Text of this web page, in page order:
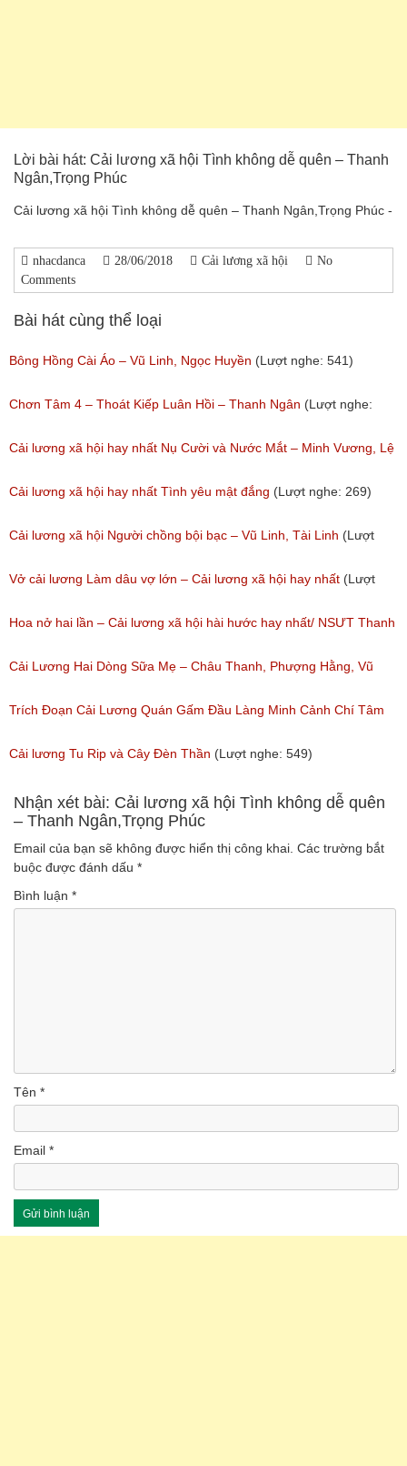
Lời bài hát: Cải lương xã hội Tình không dễ quên – Thanh
Ngân,Trọng Phúc
Cải lương xã hội Tình không dễ quên – Thanh Ngân,Trọng Phúc -
nhacdanca 28/06/2018 Cải lương xã hội
No
Comments
Bài hát cùng thể loại
Bông Hồng Cài Áo – Vũ Linh, Ngọc Huyền (Lượt nghe: 541)
Chơn Tâm 4 – Thoát Kiếp Luân Hồi – Thanh Ngân (Lượt nghe:
267)
Cải lương xã hội hay nhất Nụ Cười và Nước Mắt – Minh Vương, Lệ
Thủy
(Lượt nghe: 776)
Cải lương xã hội hay nhất Tình yêu mật đắng (Lượt nghe: 269)
Cải lương xã hội Người chồng bội bạc – Vũ Linh, Tài Linh (Lượt
nghe: 475)
Vở cải lương Làm dâu vợ lớn – Cải lương xã hội hay nhất (Lượt
nghe: 383)
Hoa nở hai lần – Cải lương xã hội hài hước hay nhất/ NSƯT Thanh
Ngân, NSƯT Vũ Linh
(Lượt nghe: 191)
Cải Lương Hai Dòng Sữa Mẹ – Châu Thanh, Phượng Hằng, Vũ
Minh Vương, Linh Vương, Phương Hồng Thủy
(Lượt nghe: 609)
Trích Đoạn Cải Lương Quán Gấm Đầu Làng Minh Cảnh Chí Tâm
(Lượt nghe: 285)
Cải lương Tu Rip và Cây Đèn Thần (Lượt nghe: 549)
Nhận xét bài: Cải lương xã hội Tình không dễ quên
– Thanh Ngân,Trọng Phúc
Email của bạn sẽ không được hiển thị công khai. Các trường bắt
buộc được đánh dấu *
Bình luận *
Tên *
Email *